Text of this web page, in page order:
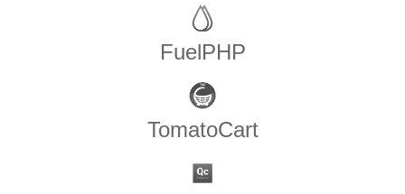
FuelPHP
TomatoCart